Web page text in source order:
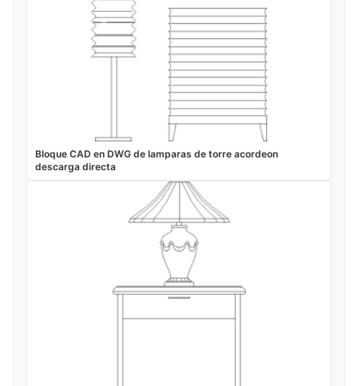
Bloque CAD en DWG de lamparas de torre acordeon
descarga directa